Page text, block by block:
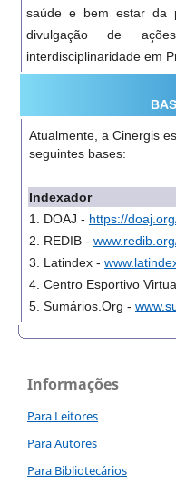
saúde e bem estar da
divulgação de
interdisciplinaridade em
Atualmente, a Cinergis
seguintes bases:
Indexador
1. DOAJ - https://
2. REDIB -
3. Latindex -
4. Centro Esportivo
5. Sumários.Org -
Informações
Para Leitores
Para Autores
Para Bibliotecários